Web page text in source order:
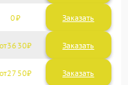
0 Заказать
3630
2750